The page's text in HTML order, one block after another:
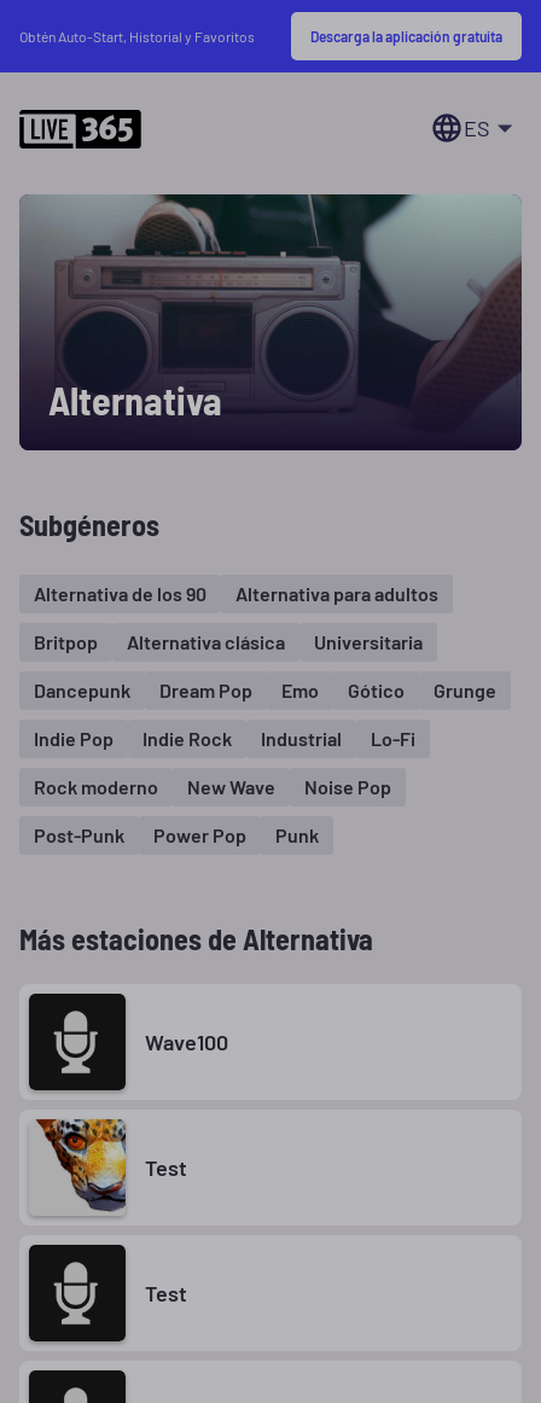
Obtén Auto-Start, Historial y Favoritos Descarga la aplicación gratuita
ES
Alternativa
Subgéneros
Alternativa de los 90 Alternativa para adultos
Britpop Alternativa clásica Universitaria
Dancepunk Dream Pop Emo Gótico Grunge
Indie Pop Indie Rock Industrial Lo-Fi
Rock moderno New Wave Noise Pop
Post-Punk Power Pop Punk
Más estaciones de Alternativa
Wave100
Test
Test